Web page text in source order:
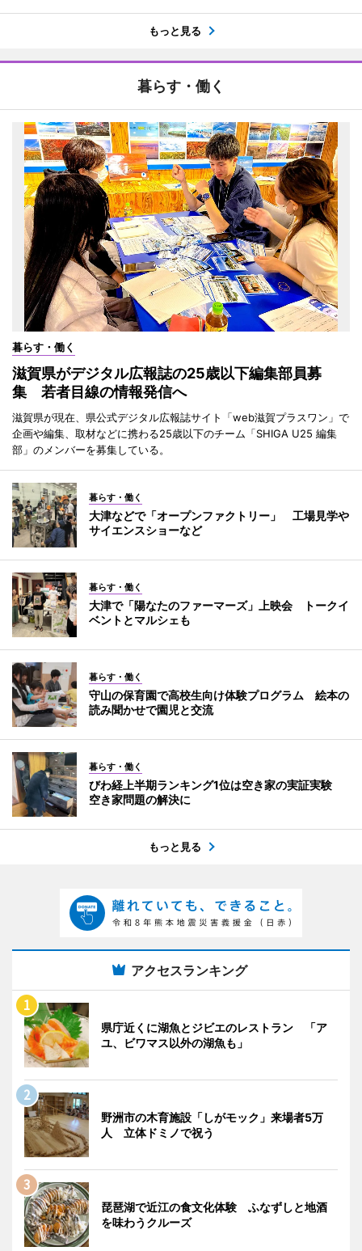
もっと見る
暮らす・働く
暮らす・働く
滋賀県がデジタル広報誌の25歳以下編集部員募
集 若者目線の情報発信へ
滋賀県が現在、県公式デジタル広報誌サイト「web滋賀プラスワン」で
企画や編集、取材などに携わる25歳以下のチーム「SHIGA U25 編集
部」のメンバーを募集している。
暮らす・働く
大津などで「オープンファクトリー」 工場見学や
サイエンスショーなど
暮らす・働く
大津で「陽なたのファーマーズ」上映会 トークイ
ベントとマルシェも
暮らす・働く
守山の保育園で高校生向け体験プログラム 絵本の
読み聞かせで園児と交流
暮らす・働く
びわ経上半期ランキング1位は空き家の実証実験
空き家問題の解決に
もっと見る
アクセスランキング
県庁近くに湖魚とジビエのレストラン 「ア
ユ、ビワマス以外の湖魚も」
野洲市の木育施設「しがモック」来場者5万
人 立体ドミノで祝う
琵琶湖で近江の食文化体験 ふなずしと地酒
を味わうクルーズ